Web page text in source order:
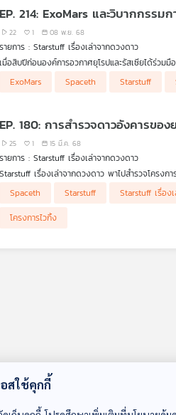
EP. 214: ExoMars และวิบากกรรม
22 1 08 พ.ย. 68
รายการ : Starstuff เรื่องเล่าจากดวงดาว
เมื่อสิบปีก่อนองค์การอวกาศยุโรปและรัสเซียได้ร่วม
ท่ามกลางภารกิจมากมายที่เกิดขึ้นมาหลังจากนั้น เกิ
สุดท้ายโครงการที่มีเป้าหมายในการตามหาสิ่งมีชีวิ
ExoMars Spaceth Starstuff
EP. 180: การสำรวจดาวอังคารของ
25 1 15 มี.ค. 68
รายการ : Starstuff เรื่องเล่าจากดวงดาว
Starstuff เรื่องเล่าจากดวงดาว พาไปสำรวจโครงก
โครงการหนึ่งของสำรวจอวกาศด้วยหุ่นยนต์ของสห
สรุปมีสิ่งมีชีวิตบนดาวอังคารไหม
Spaceth Starstuff Starstuff เรื่อง
โครงการไวกิ้ง
สใช้คุกกี้